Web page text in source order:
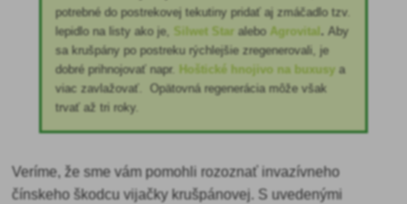
potrebné do postrekovej tekutiny pridať aj zmáčadlo tzv.
lepidlo na listy ako je, Silwet Star aleboAgrovital.Aby
sa krušpány po postreku rýchlejšie zregenerovali, je
dobré prihnojovať napr. Hoštické hnojivo na buxusy a
viac zavlažovať. Opätovná regenerácia môže však
trvať až tri roky.
Veríme, že sme vám pomohli rozoznať invazívneho
čínskeho škodcu vijačky krušpánovej. S uvedenými